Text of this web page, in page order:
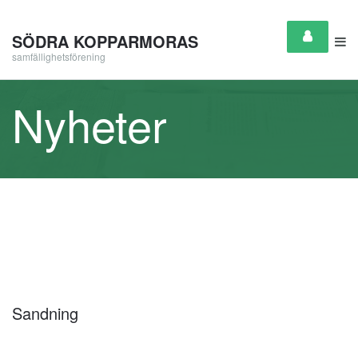
SÖDRA KOPPARMORAS
samfällighetsförening
Nyheter
Sandning